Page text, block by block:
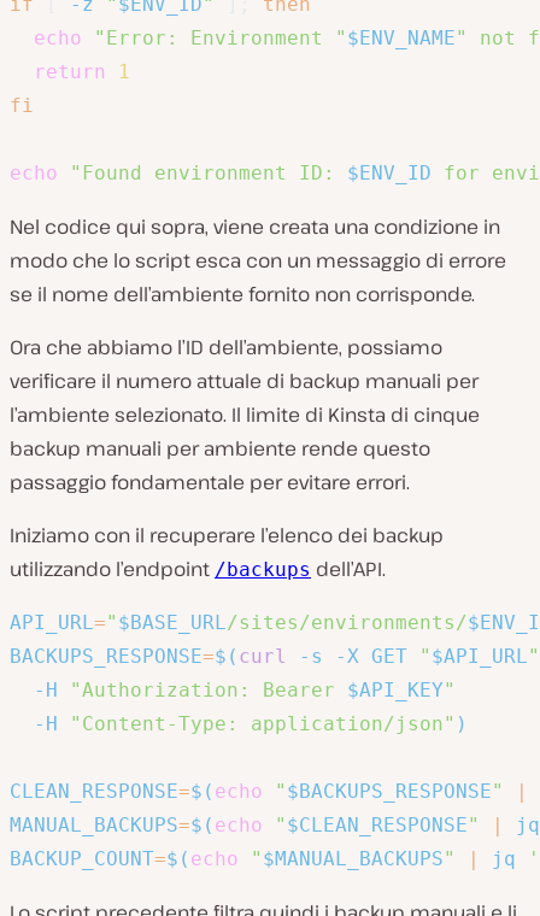
echo
"Error: Environment " $ENV_NAME" not
return
1
fi
echo "Found environment ID: $ENV_ID for
Nel codice qui sopra, viene creata una condizione in
modo che lo script esca con un messaggio di errore
se il nome dell’ambiente fornito non corrisponde.
Ora che abbiamo l’ID dell’ambiente, possiamo
verificare il numero attuale di backup manuali per
l’ambiente selezionato. Il limite di Kinsta di cinque
backup manuali per ambiente rende questo
passaggio fondamentale per evitare errori.
Iniziamo con il recuperare l’elenco dei backup
utilizzando l’endpoint /backups dell’API.
API_URL=" $BASE_URL/sites/environments/
BACKUPS_RESPONSE=$( curl -s -X GET " $API_URL"
-H
"Authorization: Bearer $API_KEY"
-H
"Content-Type: application/json" )
CLEAN_RESPONSE=$( echo " $BACKUPS_RESPONSE"
|
MANUAL_BACKUPS=$( echo " $CLEAN_RESPONSE" |
BACKUP_COUNT=$( echo " $MANUAL_BACKUPS" | jq